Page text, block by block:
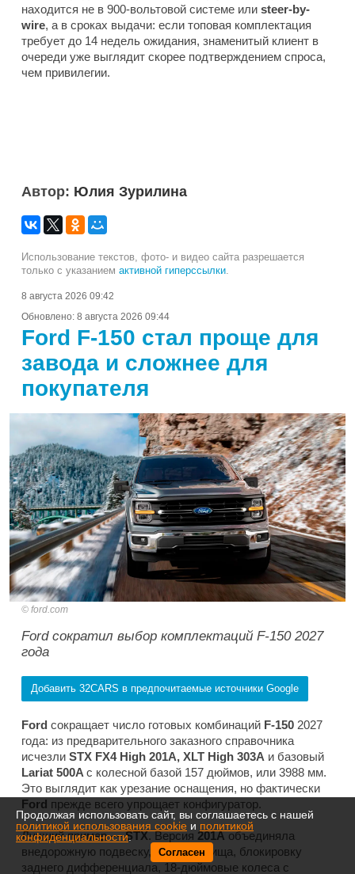
находится не в 900-вольтовой системе или steer-by-
wire, а в сроках выдачи: если топовая комплектация
требует до 14 недель ожидания, знаменитый клиент в
очереди уже выглядит скорее подтверждением спроса,
чем привилегии.
Автор: Юлия Зурилина
Использование текстов, фото- и видео сайта разрешается
только с указанием активной гиперссылки
8 августа 2026 09:42
Обновлено: 8 августа 2026 09:44
Ford F-150 стал проще для
завода и сложнее для
покупателя
ford.com
Ford сократил выбор комплектаций F-150 2027
года
Добавить 32CARS в предпочитаемые источники Google
Ford сокращает число готовых комбинаций F-150 2027
года: из предварительного заказного справочника
исчезли STX FX4 High 201A, XLT High 303A и базовый
Lariat 500A с колесной базой 157 дюймов, или 3988 мм.
Это выглядит как урезание оснащения, но фактически
Ford прежде всего упрощает конфигуратор.
Лучший пример —STX. Версия 201Aобъединяла
внедорожную подвеску, защиту днища, блокировку
заднего дифференциала, 18-дюймовые колеса с
Продолжая использовать сайт, вы соглашаетесь с нашей
политикой использования cookie и политикой
конфиденциальности.
Согласен